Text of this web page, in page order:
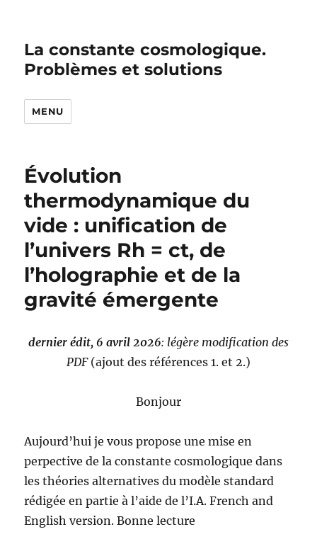
La constante cosmologique.
Problèmes et solutions
MENU
Évolution
thermodynamique du
vide : unification de
l’univers Rh = ct, de
l’holographie et de la
gravité émergente
dernier édit, 6 avril 2026: légère modification des
PDF(ajout des références 1. et 2.)
Bonjour
Aujourd’hui je vous propose une mise en
perpective de la constante cosmologique dans
les théories alternatives du modèle standard
rédigée en partie à l’aide de l’I.A. French and
English version. Bonne lecture